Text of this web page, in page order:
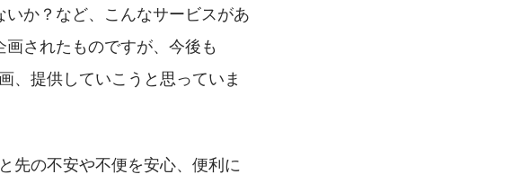
か？など、こんなサービスがあ
されたものですが、今後も
、提供していこうと思っていま
先の不安や不便を安心、便利に